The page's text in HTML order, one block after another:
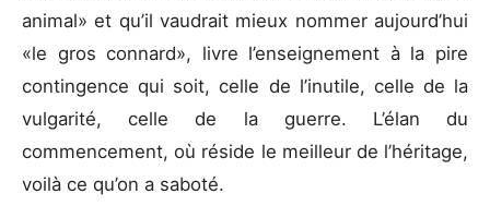
animal» et qu’il vaudrait mieux nommer aujourd’hui
«le gros connard», livre l’enseignement à la pire
contingence qui soit, celle de l’inutile, celle de la
vulgarité, celle de la guerre. L’élan du
commencement, où réside le meilleur de l’héritage,
voilà ce qu’on a saboté.